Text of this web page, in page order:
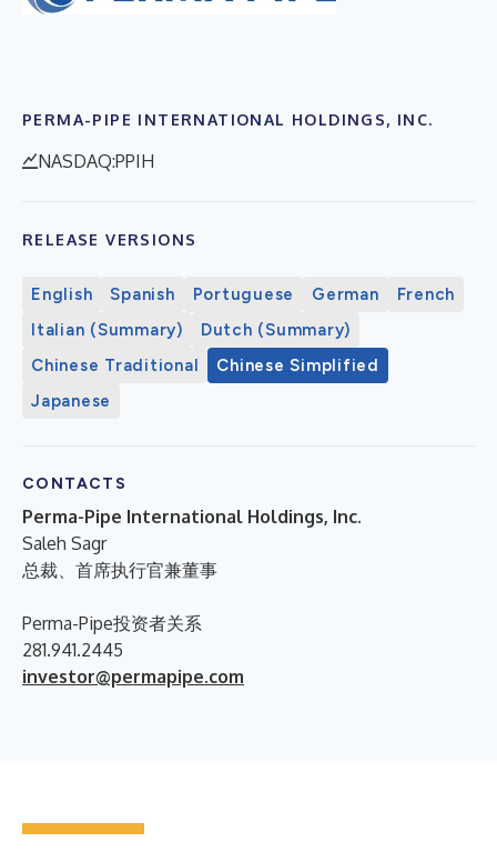
PERMA-PIPE INTERNATIONAL HOLDINGS, INC.
NASDAQ:PPIH
RELEASE VERSIONS
English Spanish Portuguese German
French
Italian (Summary)
Dutch (Summary)
Chinese Traditional
Chinese Simplified
Japanese
CONTACTS
Perma-Pipe International Holdings, Inc.
Saleh Sagr
总裁、首席执行官兼董事
Perma-Pipe投资者关系
281.941.2445
investor@permapipe.com